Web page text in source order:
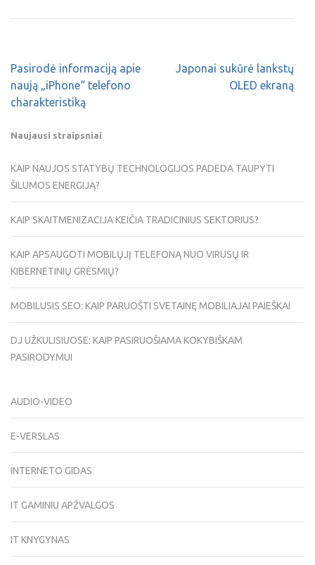
Pasirodė informaciją apie
naują „iPhone“ telefono
charakteristiką
Japonai sukūrė lankstų
OLED ekraną
Naujausi straipsniai
KAIP NAUJOS STATYBŲ TECHNOLOGIJOS PADEDA TAUPYTI
ŠILUMOS ENERGIJĄ?
KAIP SKAITMENIZACIJA KEIČIA TRADICINIUS SEKTORIUS?
KAIP APSAUGOTI MOBILŲJĮ TELEFONĄ NUO VIRUSŲ IR
KIBERNETINIŲ GRĖSMIŲ?
MOBILUSIS SEO: KAIP PARUOŠTI SVETAINĘ MOBILIAJAI PAIEŠKAI
DJ UŽKULISIUOSE: KAIP PASIRUOŠIAMA KOKYBIŠKAM
PASIRODYMUI
AUDIO-VIDEO
E-VERSLAS
INTERNETO GIDAS
IT GAMINIU APŽVALGOS
IT KNYGYNAS